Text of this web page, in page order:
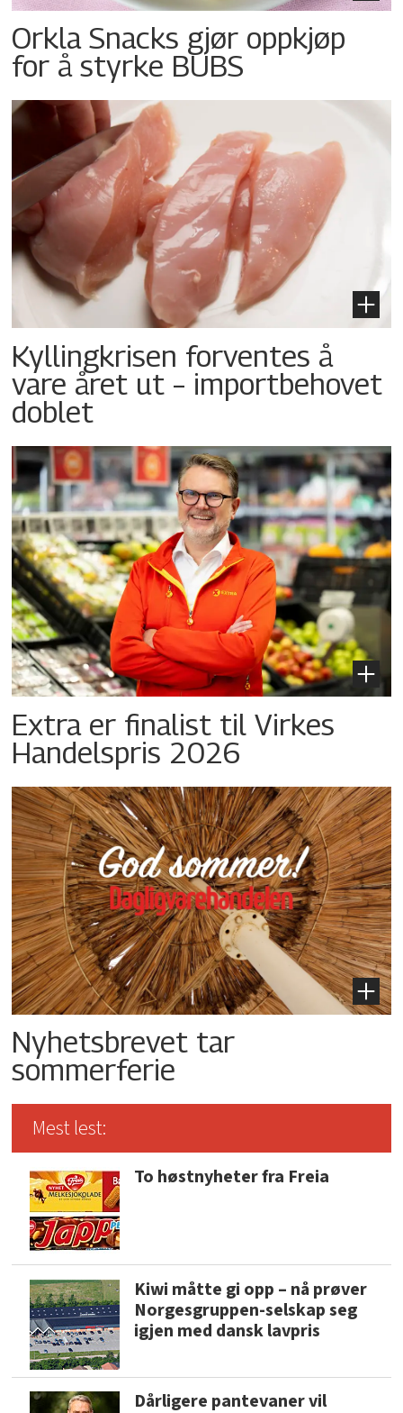
Orkla Snacks gjør oppkjøp
for å styrke BUBS
Kyllingkrisen forventes å
vare året ut – importbehovet
doblet
Extra er finalist til Virkes
Handelspris 2026
Nyhetsbrevet tar
sommerferie
Mest lest:
To høstnyheter fra Freia
Kiwi måtte gi opp – nå prøver
Norgesgruppen-selskap seg
igjen med dansk lavpris
Dårligere pantevaner vil